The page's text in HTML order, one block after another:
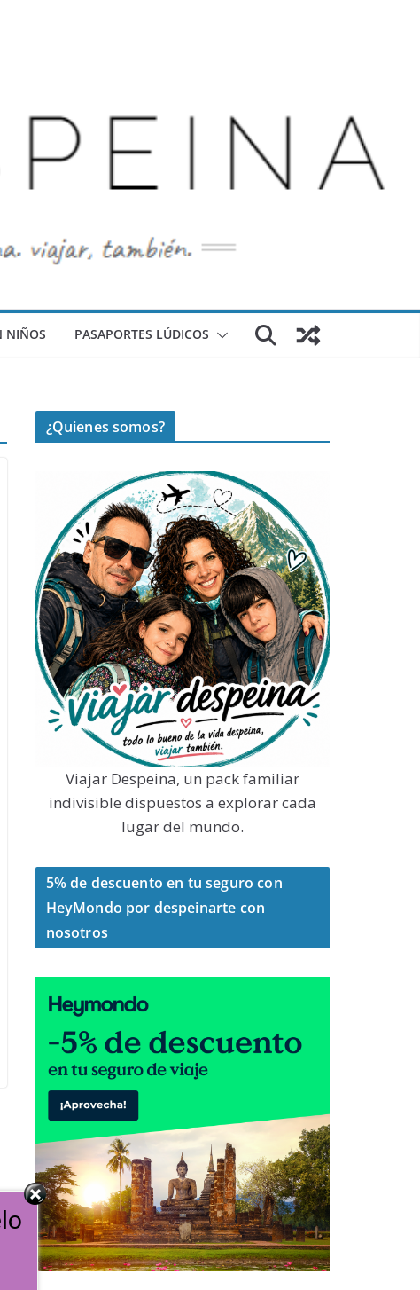
NIÑOS PASAPORTES LÚDICOS
¿Quienes somos?
Viajar Despeina, un pack familiar
indivisible dispuestos a explorar cada
lugar del mundo.
5% de descuento en tu seguro con
HeyMondo por despeinarte con
nosotros